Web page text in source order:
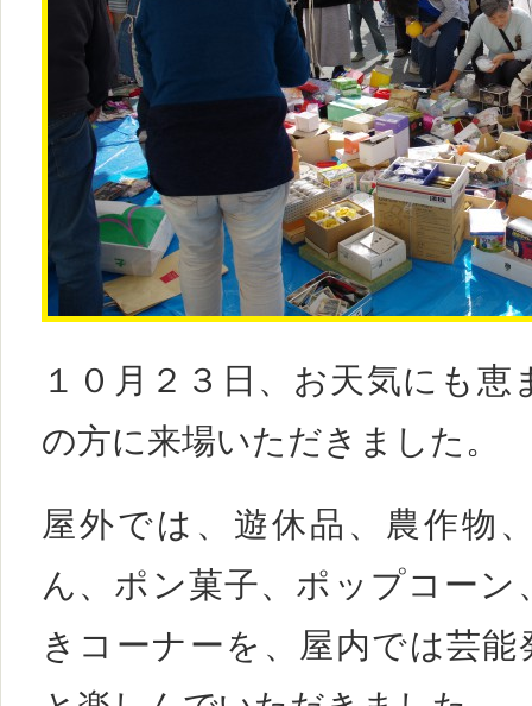
１０月２３日、お天気にも
の方に来場いただきました。
屋外では、遊休品、農作物
ん、ポン菓子、ポップコーン
きコーナーを、屋内では芸能